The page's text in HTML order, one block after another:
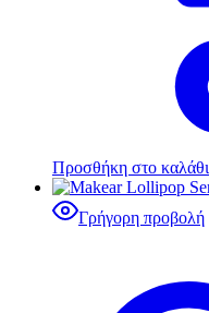
Προσθήκη στο καλάθι
Γρήγορη προβολή